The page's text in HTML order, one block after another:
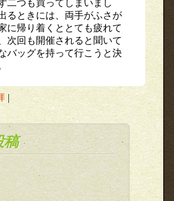
るときには、両手がふさが
に帰り着くととても疲れて
次回も開催されると聞いて
バッグを持って行こうと決
|
稿